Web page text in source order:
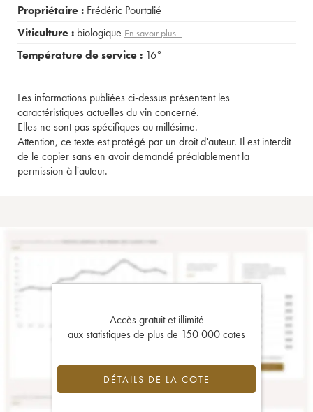
Propriétaire : Frédéric Pourtalié
Viticulture : biologique En savoir plus...
Température de service : 16°
Les informations publiées ci-dessus présentent les
caractéristiques actuelles du vin concerné.
Elles ne sont pas spécifiques au millésime.
Attention, ce texte est protégé par un droit d'auteur. Il est interdit
de le copier sans en avoir demandé préalablement la
permission à l'auteur.
Accès gratuit et illimité
aux statistiques de plus de 150 000 cotes
DÉTAILS DE LA COTE